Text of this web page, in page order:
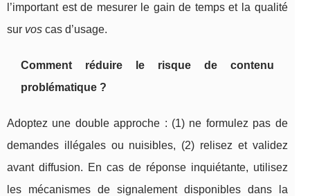
l’important est de mesurer le gain de temps et la qualité
sur vos cas d’usage.
Comment réduire le risque de contenu
problématique ?
Adoptez une double approche : (1) ne formulez pas de
demandes illégales ou nuisibles, (2) relisez et validez
avant diffusion. En cas de réponse inquiétante, utilisez
les mécanismes de signalement disponibles dans la